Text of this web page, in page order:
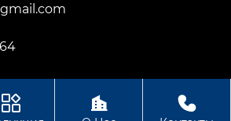
Hengbian Zhikong Technology
  